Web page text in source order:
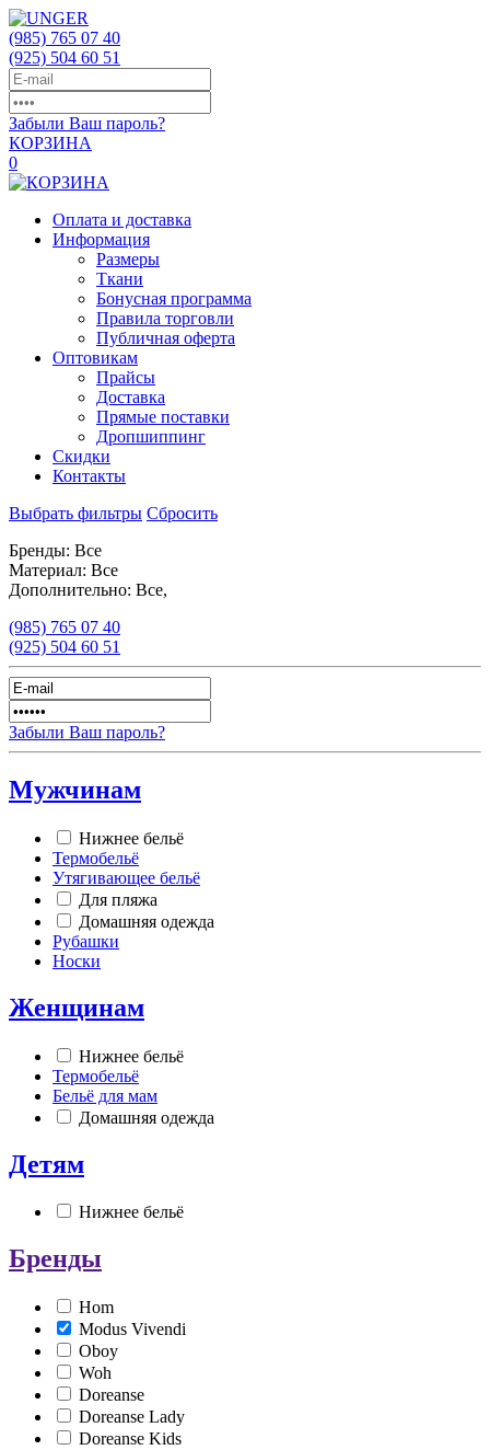
(985) 765 07 40
(925) 504 60 51
Забыли Ваш пароль?
КОРЗИНА
0
Оплата и доставка
Информация
Размеры
Ткани
Бонусная программа
Правила торговли
Публичная оферта
Оптовикам
Прайсы
Доставка
Прямые поставки
Дропшиппинг
Скидки
Контакты
Выбрать фильтры Сбросить
Бренды: Все
Материал: Все
Дополнительно: Все,
(985) 765 07 40
(925) 504 60 51
Забыли Ваш пароль?
Мужчинам
Нижнее бельё
Термобельё
Утягивающее бельё
Для пляжа
Домашняя одежда
Рубашки
Носки
Женщинам
Нижнее бельё
Термобельё
Бельё для мам
Домашняя одежда
Детям
Нижнее бельё
Бренды
Hom
Modus Vivendi
Oboy
Woh
Doreanse
Doreanse Lady
Doreanse Kids